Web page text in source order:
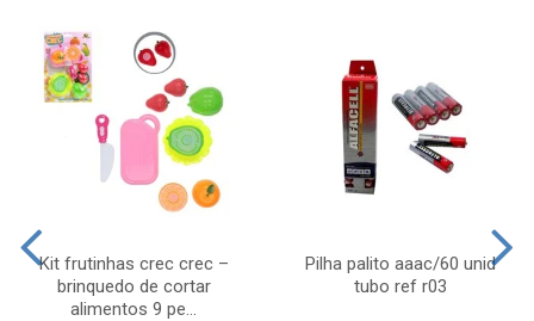
Kit frutinhas crec crec –
brinquedo de cortar
alimentos 9 pe...
Pilha palito aaac/60 unid
tubo ref r03